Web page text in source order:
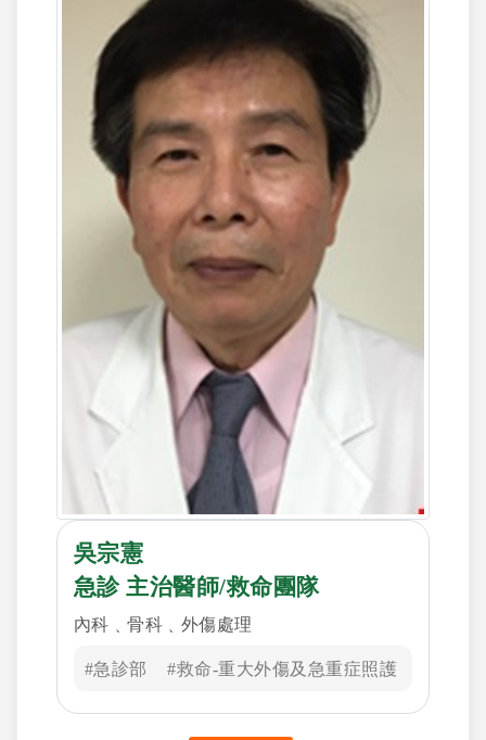
吳宗憲
急診 主治醫師/救命團隊
內科﹑骨科﹑外傷處理
#急診部 #救命-重大外傷及急重症照護